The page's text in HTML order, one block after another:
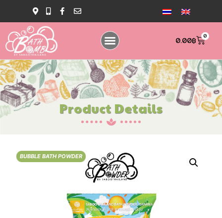
0.00฿ 0
Product Details
BUBBLE BATH POWDER